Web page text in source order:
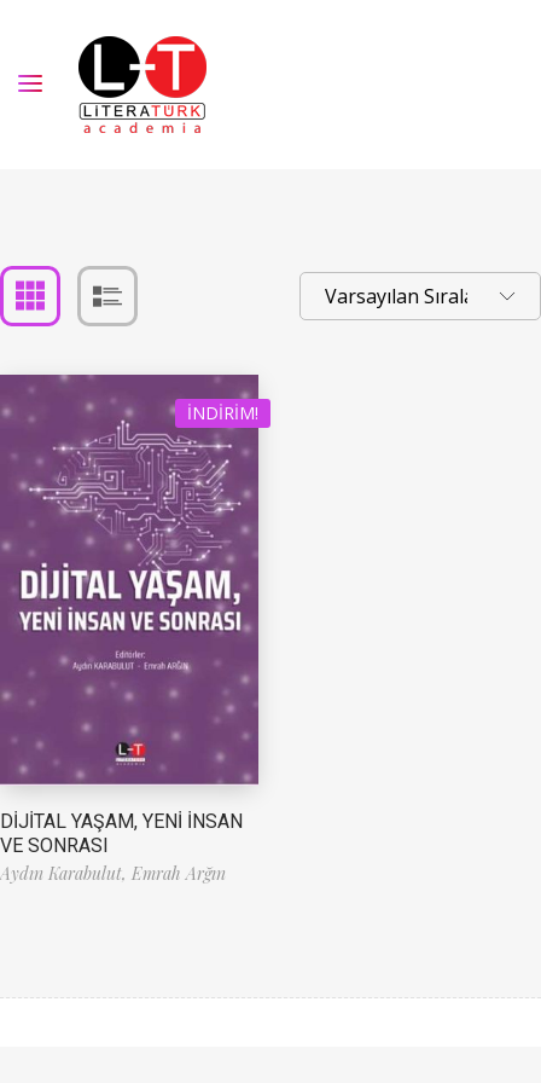
İNDIRIM!
DİJİTAL YAŞAM, YENİ İNSAN
VE SONRASI
Aydın Karabulut, Emrah Arğın